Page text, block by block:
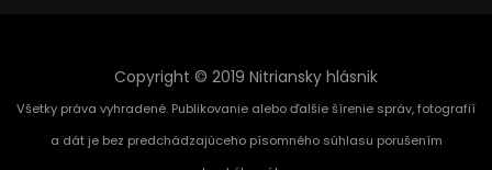
Copyright © 2019 Nitriansky hlásnik
Všetky práva vyhradené. Publikovanie alebo ďalšie šírenie správ, fotografií
a dát je bez predchádzajúceho písomného súhlasu porušením